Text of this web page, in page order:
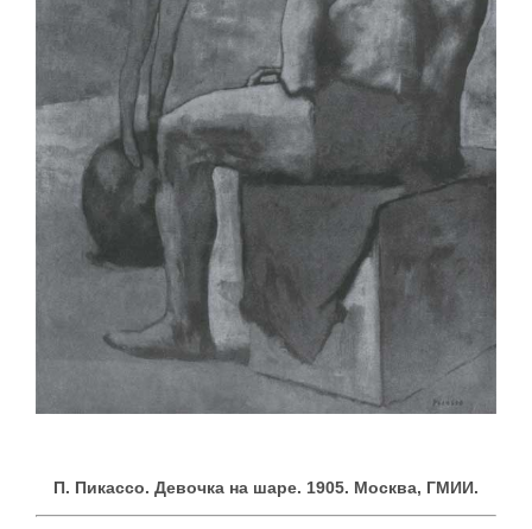
П. Пикассо. Девочка на шаре. 1905. Москва, ГМИИ.